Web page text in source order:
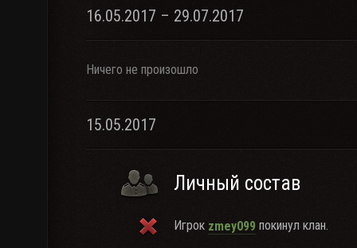
16.05.2017 – 29.07.2017
Ничего не произошло
15.05.2017
Личный состав
Игрок zmey099 покинул клан.